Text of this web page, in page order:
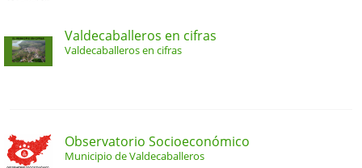
Valdecaballeros en cifras
Valdecaballeros en cifras
Observatorio Socioeconómico
Municipio de Valdecaballeros